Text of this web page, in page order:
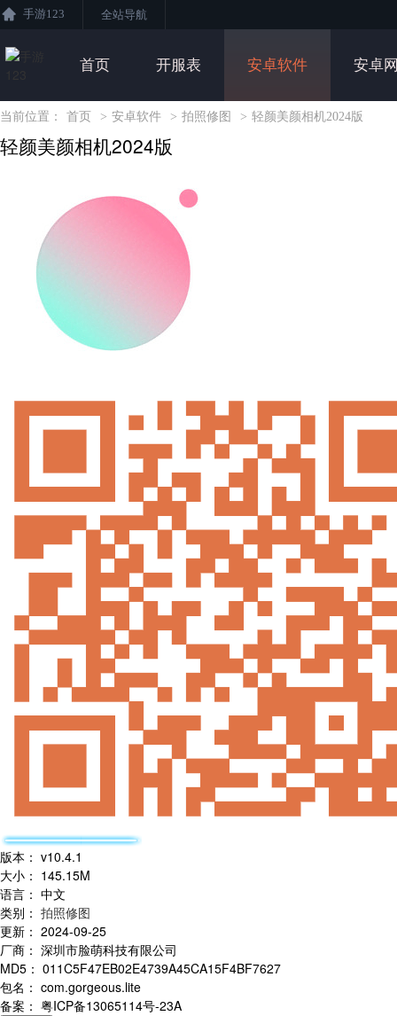
手游123 全站导航
首页 开服表 安卓软件 安卓
当前位置： 首页 > 安卓软件 > 拍照修图 > 轻颜美颜相机2024版
轻颜美颜相机2024版
版本 ： v10.4.1
大小 ： 145.15M
语言 ： 中文
类别 ： 拍照修图
更新 ： 2024-09-25
厂商 ： 深圳市脸萌科技有限公司
MD5 ： 011C5F47EB02E4739A45CA15F4BF7627
包名 ： com.gorgeous.lite
备案 ： 粤ICP备13065114号-23A